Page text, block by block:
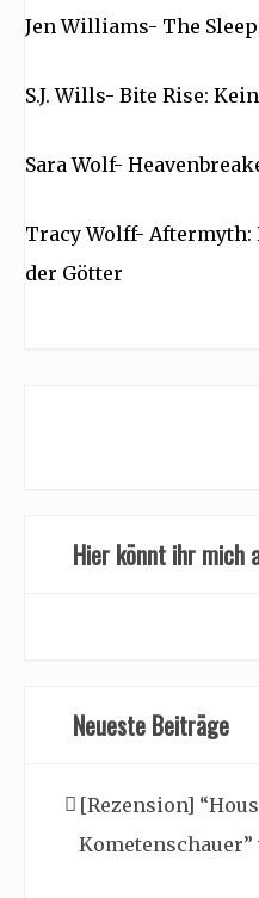
Jen Williams- The
S.J. Wills- Bite Rise:
Sara Wolf-
Tracy Wolff- Aftermyth:
der Götter
Hier könnt ihr mich
Neueste Beiträge
[Rezension]